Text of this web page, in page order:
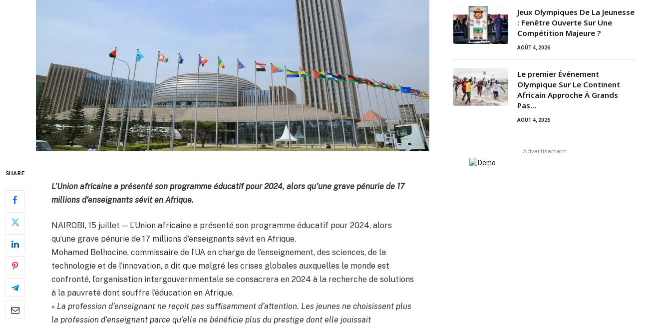
SHARE
L’Union africaine a présenté son programme éducatif pour 2024, alors qu’une grave pénurie de 17
millions d’enseignants sévit en Afrique.
NAIROBI, 15 juillet — L’Union africaine a présenté son programme éducatif pour 2024, alors
qu’une grave pénurie de 17 millions d’enseignants sévit en Afrique.
Mohamed Belhocine, commissaire de l’UA en charge de l’enseignement, des sciences, de la
technologie et de l’innovation, a dit que malgré les crises globales auxquelles le monde est
confronté, l’organisation intergouvernmentale se consacrera en 2024 à la recherche de solutions
à la pauvreté dont souffre l’éducation en Afrique.
« La profession d’enseignant ne reçoit pas suffisamment d’attention. Les jeunes ne choisissent plus
la profession d’enseignant parce qu’elle ne bénéficie plus du prestige dont elle jouissait
Jeux Olympiques De La Jeunesse
: Fenêtre Ouverte Sur Une
Compétition Majeure ?
AOÛT 4, 2026
Le premier Événement
Olympique Sur Le Continent
Africain Approche À Grands
Pas…
AOÛT 4, 2026
Advertisement